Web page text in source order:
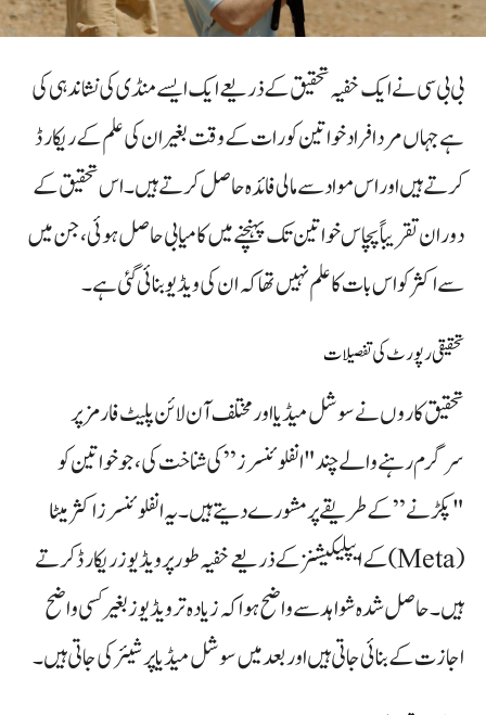
بی بی سی نے ایک خفیہ تحقیق کے ذریعے ایک ایسے منڈی کی نشاندہی کی
ہے جہاں مرد افراد خواتین کو رات کے وقت بغیر ان کی علم کے ریکارڈ
کرتے ہیں اور اس مواد سے مالی فائدہ حاصل کرتے ہیں۔ اس تحقیق کے
دوران تقریباً پچاس خواتین تک پہنچنے میں کامیابی حاصل ہوئی، جن میں
سے اکثر کو اس بات کا علم نہیں تھا کہ ان کی ویڈیو بنائی گئی ہے۔
تحقیقی رپورٹ کی تفصیلات
تحقیق کاروں نے سوشل میڈیا اور مختلف آن لائن پلیٹ فارمز پر
سرگرم رہنے والے چند "انفلوئنسرز” کی شناخت کی، جو خواتین کو
"پکڑنے” کے طریقے پر مشورے دیتے ہیں۔ یہ انفلوئنسرز اکثر میٹا
(Meta) کے ایپلیکیشنز کے ذریعے خفیہ طور پر ویڈیوز ریکارڈ کرتے
ہیں۔ حاصل شدہ شواہد سے واضح ہوا کہ زیادہ تر ویڈیوز بغیر کسی واضح
اجازت کے بنائی جاتی ہیں اور بعد میں سوشل میڈیا پر شیئر کی جاتی ہیں۔